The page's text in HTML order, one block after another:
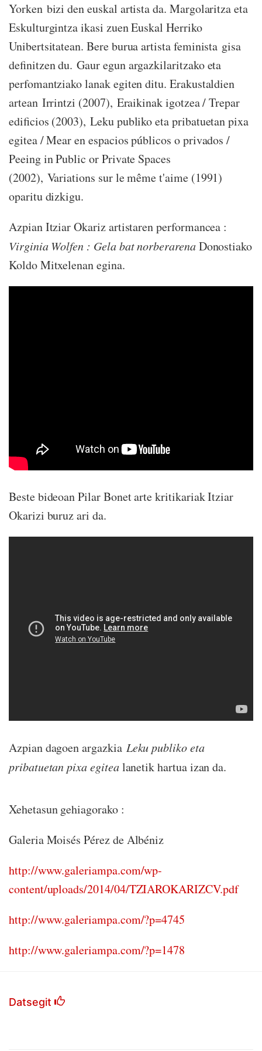
Yorken bizi den euskal artista da. Margolaritza eta
Eskulturgintza ikasi zuen Euskal Herriko
Unibertsitatean. Bere burua artista feminista gisa
definitzen du. Gaur egun argazkilaritzako eta
perfomantziako lanak egiten ditu. Erakustaldien
artean Irrintzi (2007), Eraikinak igotzea / Trepar
edificios (2003), Leku publiko eta pribatuetan pixa
egitea / Mear en espacios públicos o privados /
Peeing in Public or Private Spaces
(2002), Variations sur le même t'aime (1991)
oparitu dizkigu.
Azpian Itziar Okariz artistaren performancea :
Virginia Wolfen : Gela bat norberarenaDonostiako
Koldo Mitxelenan egina.
Beste bideoan Pilar Bonet arte kritikariak Itziar
Okarizi buruz ari da.
Azpian dagoen argazkia Leku publiko eta
pribatuetan pixa egitealanetik hartua izan da.
Xehetasun gehiagorako :
Galeria Moisés Pérez de Albéniz
http://www.galeriampa.com/wp-
content/uploads/2014/04/TZIAROKARIZCV.pdf
http://www.galeriampa.com/?p=4745
http://www.galeriampa.com/?p=1478
Datsegit